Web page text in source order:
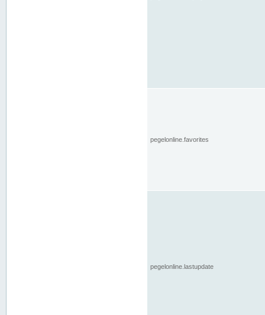
pegelonline.favorites
pegelonline.lastupdate